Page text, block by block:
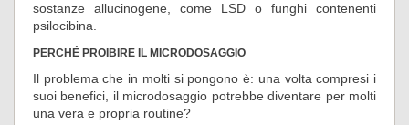
sostanze allucinogene, come LSD o funghi contenenti
psilocibina.
PERCHÉ PROIBIRE IL MICRODOSAGGIO
Il problema che in molti si pongono è: una volta compresi i
suoi benefici, il microdosaggio potrebbe diventare per molti
una vera e propria routine?